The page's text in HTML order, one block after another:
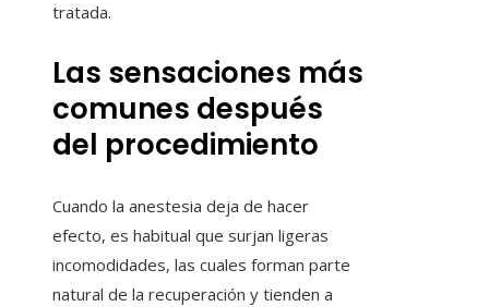
tratada.
Las sensaciones más
comunes después
del procedimiento
Cuando la anestesia deja de hacer
efecto, es habitual que surjan ligeras
incomodidades, las cuales forman parte
natural de la recuperación y tienden a